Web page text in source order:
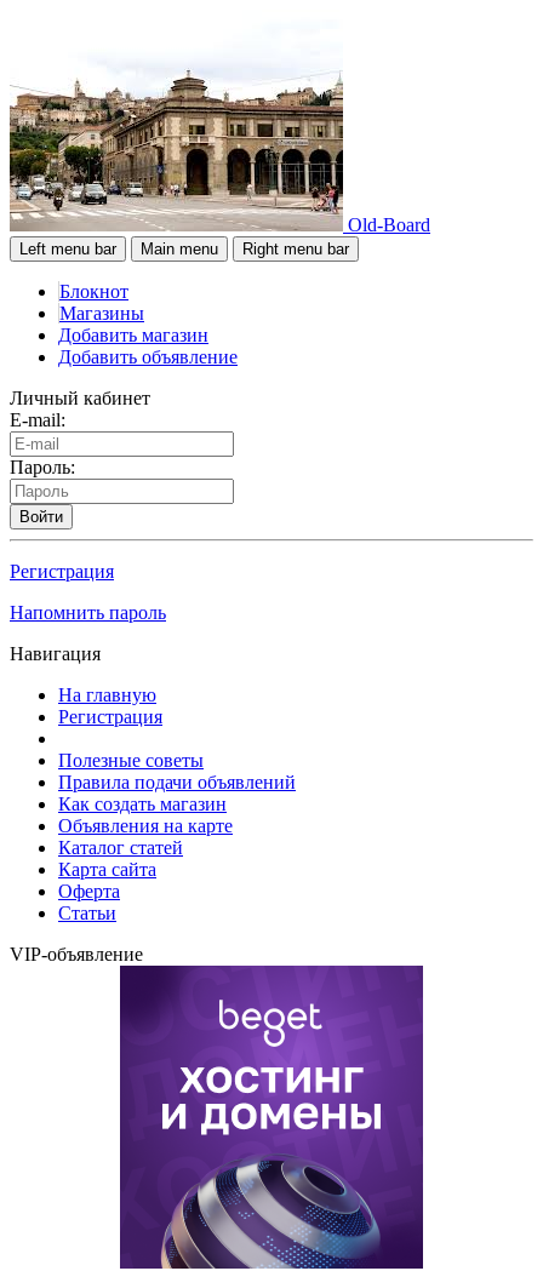
Old-Board
Left menu bar Main menu Right menu bar
Блокнот
Магазины
Добавить магазин
Добавить объявление
Личный кабинет
E-mail:
Пароль:
Войти
Регистрация
Напомнить пароль
Навигация
На главную
Регистрация
Полезные советы
Правила подачи объявлений
Как создать магазин
Объявления на карте
Каталог статей
Карта сайта
Оферта
Статьи
VIP-объявление